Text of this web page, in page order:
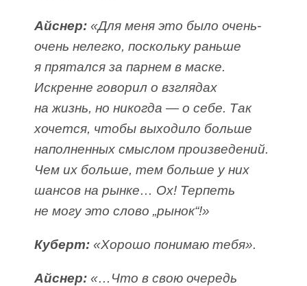
Айснер: «Для меня это было очень-
очень нелегко, поскольку раньше
я прятался за парнем в маске.
Искренне говорил о взглядах
на жизнь, но никогда — о себе. Так
хочется, чтобы выходило больше
наполненных смыслом произведений.
Чем их больше, тем больше у них
шансов на рынке… Ох! Терпеть
не могу это слово „рынок“!»
Куберт: «Хорошо понимаю тебя».
Айснер: «…Что в свою очередь